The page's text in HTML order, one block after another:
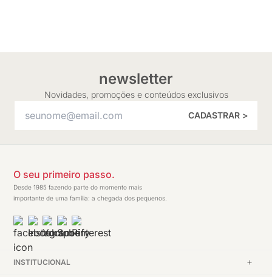
newsletter
Novidades, promoções e conteúdos exclusivos
CADASTRAR >
O seu primeiro passo.
Desde 1985 fazendo parte do momento mais
importante de uma família: a chegada dos pequenos.
INSTITUCIONAL